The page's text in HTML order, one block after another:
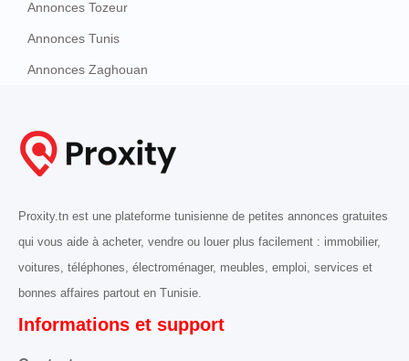
Annonces Tozeur
Annonces Tunis
Annonces Zaghouan
Proxity.tn est une plateforme tunisienne de petites annonces gratuites
qui vous aide à acheter, vendre ou louer plus facilement : immobilier,
voitures, téléphones, électroménager, meubles, emploi, services et
bonnes affaires partout en Tunisie.
Informations et support